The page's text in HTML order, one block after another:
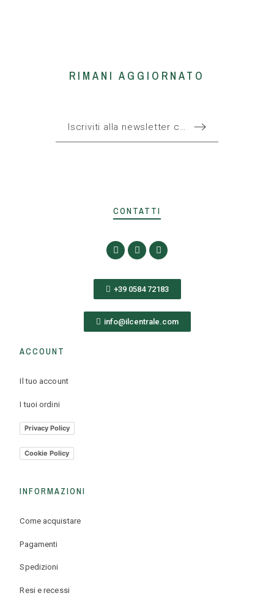
RIMANI AGGIORNATO
CONTATTI
+39 0584 72183
info@ilcentrale.com
ACCOUNT
Il tuo account
I tuoi ordini
Privacy Policy
Cookie Policy
INFORMAZIONI
Come acquistare
Pagamenti
Spedizioni
Resi e recessi